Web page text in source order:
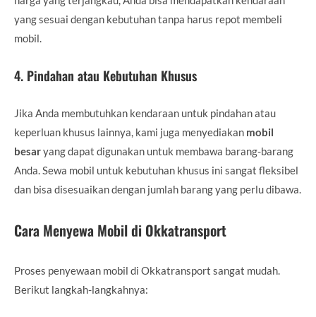
yang sesuai dengan kebutuhan tanpa harus repot membeli
mobil.
4. Pindahan atau Kebutuhan Khusus
Jika Anda membutuhkan kendaraan untuk pindahan atau
keperluan khusus lainnya, kami juga menyediakan mobil
besaryang dapat digunakan untuk membawa barang-barang
Anda. Sewa mobil untuk kebutuhan khusus ini sangat fleksibel
dan bisa disesuaikan dengan jumlah barang yang perlu dibawa.
Cara Menyewa Mobil di Okkatransport
Proses penyewaan mobil di Okkatransport sangat mudah.
Berikut langkah-langkahnya: